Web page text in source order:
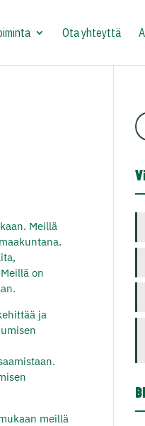
Ota yhteyttä
Meillä
on
ja
meillä